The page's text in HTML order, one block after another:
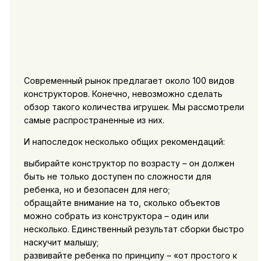
Современный рынок предлагает около 100 видов
конструкторов. Конечно, невозможно сделать
обзор такого количества игрушек. Мы рассмотрели
самые распространенные из них.
И напоследок несколько общих рекомендаций:
выбирайте конструктор по возрасту – он должен
быть не только доступен по сложности для
ребенка, но и безопасен для него;
обращайте внимание на то, сколько объектов
можно собрать из конструктора – один или
несколько. Единственный результат сборки быстро
наскучит малышу;
развивайте ребенка по принципу – «от простого к